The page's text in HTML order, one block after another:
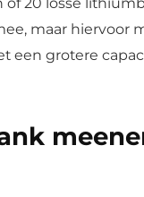
maar hiervoor
een grotere